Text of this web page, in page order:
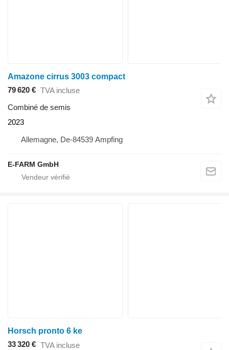
Amazone cirrus 3003 compact
79 620 € TVA incluse
Combiné de semis
2023
Allemagne, De-84539 Ampfing
E-FARM GmbH
Horsch pronto 6 ke
33 320 € TVA incluse